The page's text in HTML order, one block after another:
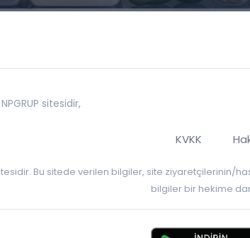
sitesidir,
KVKK
Bu sitede verilen bilgiler, site ziyaretçilerinin/
bilgiler bir hekime